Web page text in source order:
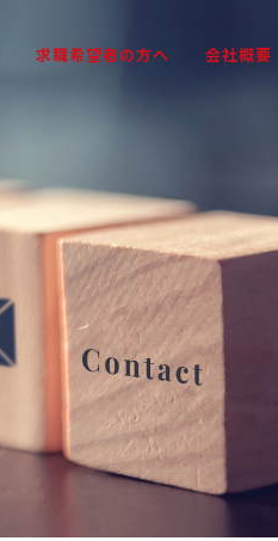
求職希望者の方へ 会社概要